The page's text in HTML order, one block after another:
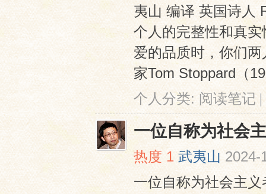
夷山 编译 英国诗人
个人的完整性和真
爱的品质时，你们
家Tom Stoppard（
个人分类: 阅读笔记 |
一位自称为社会
热度 1 武夷山 2024-
一位自称为社会主